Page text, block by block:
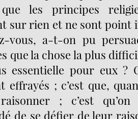
les principes
sur rien et ne sont point
vous, a-t-on pu
que la chose la plus
essentielle pour eux ?
effrayés ; c’est que,
; c’est
de se défier de leur